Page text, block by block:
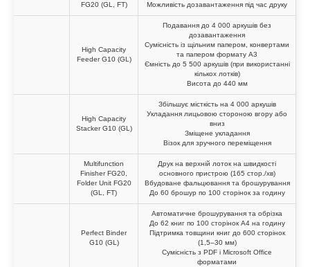
FG20 (GL, FT)
Можливість дозавантаження під час друку
High Capacity
Feeder G10 (GL)
Подавання до 4 000 аркушів без
дозавантаження
Сумісність із щільним папером, конвертами
та папером формату A3
Ємність до 5 500 аркушів (при використанні
кількох лотків)
Висота до 440 мм
High Capacity
Stacker G10 (GL)
Збільшує місткість на 4 000 аркушів
Укладання лицьовою стороною вгору або
вниз
Зміщене укладання
Візок для зручного переміщення
Multifunction
Finisher FG20,
Folder Unit FG20
(GL, FT)
Друк на верхній лоток на швидкості
основного пристрою (165 стор./хв)
Вбудоване фальцювання та брошурування
До 60 брошур по 100 сторінок за годину
Perfect Binder
G10 (GL)
Автоматичне брошурування та обрізка
До 62 книг по 100 сторінок A4 на годину
Підтримка товщини книг до 600 сторінок
(1,5–30 мм)
Сумісність з PDF і Microsoft Office
форматами